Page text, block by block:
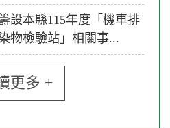
設本縣115年度「機車排
物檢驗站」相關事...
更多 +